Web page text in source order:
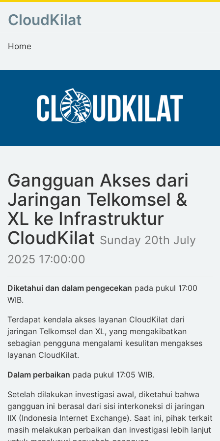
CloudKilat
Home
Gangguan Akses dari
Jaringan Telkomsel &
XL ke Infrastruktur
CloudKilat Sunday 20th July
2025 17:00:00
Diketahui dan dalam pengecekan pada pukul 17:00
WIB.
Terdapat kendala akses layanan CloudKilat dari
jaringan Telkomsel dan XL, yang mengakibatkan
sebagian pengguna mengalami kesulitan mengakses
layanan CloudKilat.
Dalam perbaikan pada pukul 17:05 WIB.
Setelah dilakukan investigasi awal, diketahui bahwa
gangguan ini berasal dari sisi interkoneksi di jaringan
IIX (Indonesia Internet Exchange). Saat ini, pihak terkait
masih melakukan perbaikan dan investigasi lebih lanjut